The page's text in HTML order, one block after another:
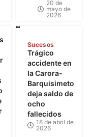
accidente en
la Carora-
Barquisimeto
deja saldo de
ocho
fallecidos
18 de abril de
2026